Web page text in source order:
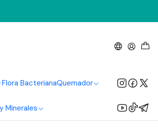
Flora BacterianaQuemador
Minerales
750Ml Car Y